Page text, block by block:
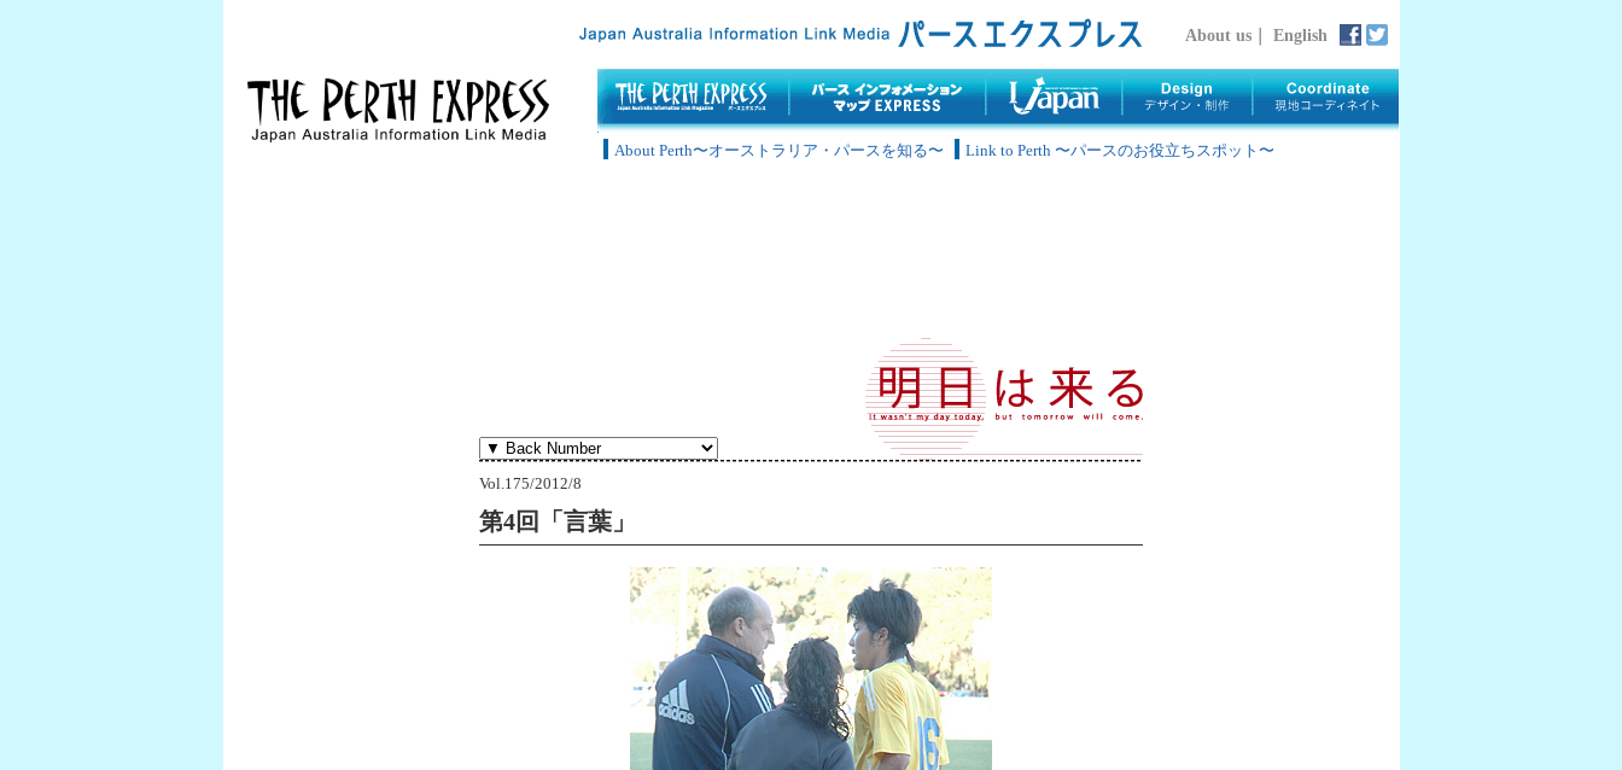
About us｜ English
About Perth〜オーストラリア・パースを知る〜 Link to Perth 〜パースのお役立ちスポット〜
Vol.175/2012/8
第4回「言葉」